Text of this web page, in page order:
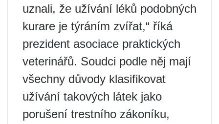
uznali, že užívání léků podobných
kurare je týráním zvířat,“ říká
prezident asociace praktických
veterinářů. Soudci podle něj mají
všechny důvody klasifikovat
užívání takových látek jako
porušení trestního zákoníku,